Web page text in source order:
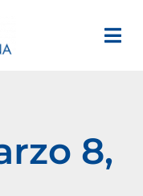
8,